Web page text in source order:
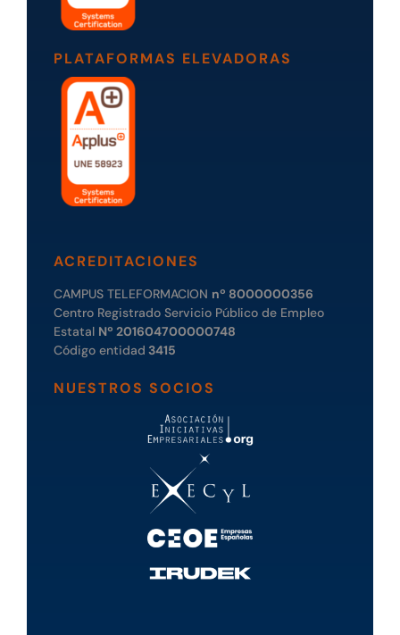
PLATAFORMAS ELEVADORAS
ACREDITACIONES
CAMPUS TELEFORMACION nº 8000000356
Centro Registrado Servicio Público de Empleo
Estatal Nº 201604700000748
Código entidad 3415
NUESTROS SOCIOS